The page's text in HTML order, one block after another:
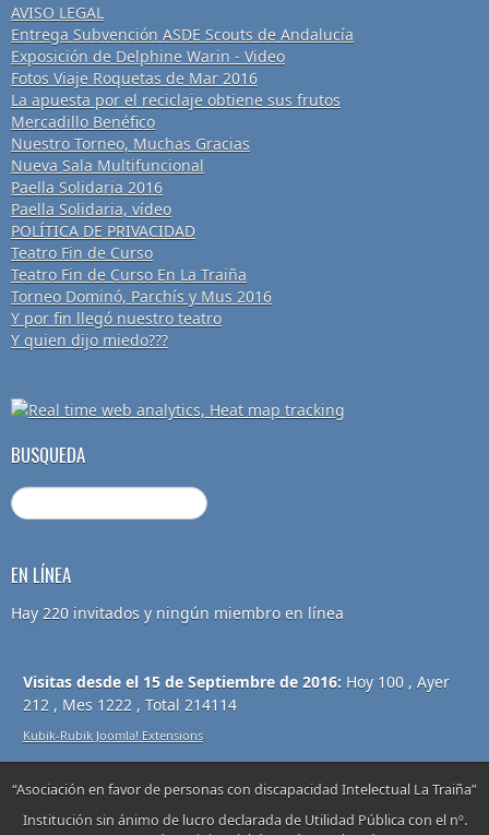
AVISO LEGAL
Entrega Subvención ASDE Scouts de Andalucía
Exposición de Delphine Warin - Video
Fotos Viaje Roquetas de Mar 2016
La apuesta por el reciclaje obtiene sus frutos
Mercadillo Benéfico
Nuestro Torneo, Muchas Gracias
Nueva Sala Multifuncional
Paella Solidaria 2016
Paella Solidaria, vídeo
POLÍTICA DE PRIVACIDAD
Teatro Fin de Curso
Teatro Fin de Curso En La Traiña
Torneo Dominó, Parchís y Mus 2016
Y por fin llegó nuestro teatro
Y quien dijo miedo???
BUSQUEDA
EN LÍNEA
Hay 220 invitados y ningún miembro en línea
Visitas desde el 15 de Septiembre de 2016: Hoy 100 , Ayer
212 , Mes 1222 , Total 214114
Kubik-Rubik Joomla! Extensions
“Asociación en favor de personas con discapacidad Intelectual La Traiña”
Institución sin ánimo de lucro declarada de Utilidad Pública con el nº.